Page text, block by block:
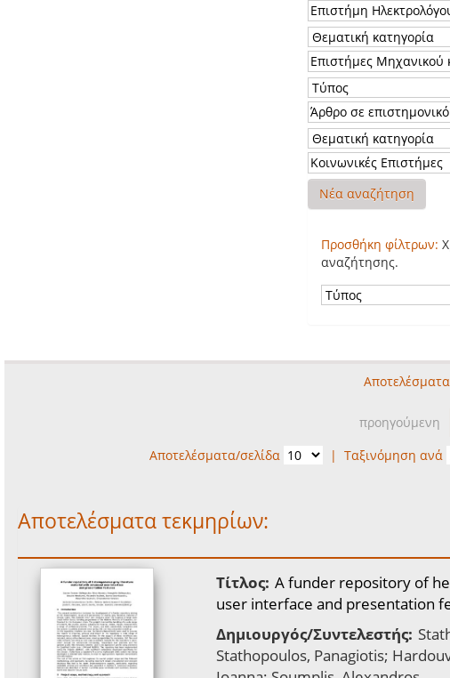
Νέα αναζήτηση
Προσθήκη φίλτρων:
αναζήτησης.
προηγούμενη
Αποτελέσματα/σελίδα
|Ταξινόμηση ανά
Αποτελέσματα τεκμηρίων:
Τίτλος: A funder repository of
user interface and presentation
Δημιουργός/Συντελεστής:
Stathopoulos, Panagiotis;